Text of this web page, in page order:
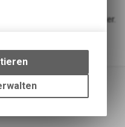
zur echten
Wayside Flaschenhalter.
und
auf Ihrem Gerät,
Online-
zu